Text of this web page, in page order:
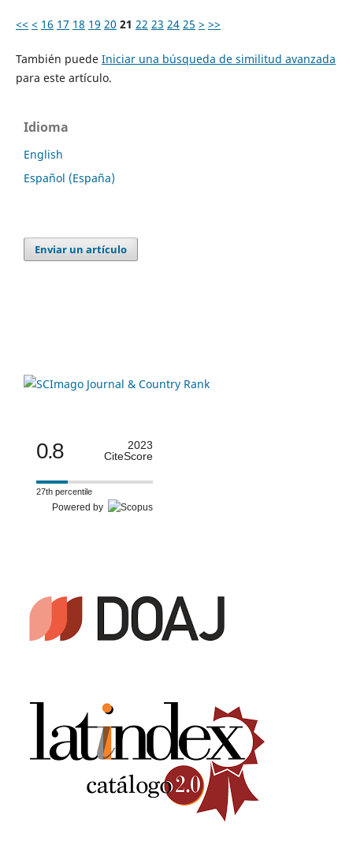
<< < 16 17 18 19 20 21 22 23 24 25 > >>
También puede Iniciar una búsqueda de similitud avanzada
para este artículo.
Idioma
English
Español (España)
Enviar un artículo
0.8
2023
CiteScore
27th percentile
Powered by